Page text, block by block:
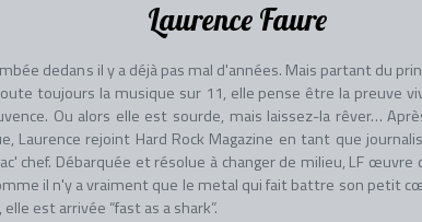
Laurence Faure
dedans il y a déjà pas mal d'années. Mais partant du
toujours la musique sur 11, elle pense être la preuve
Ou alors elle est sourde, mais laissez-la rêver…
Laurence rejoint Hard Rock Magazine en tant que
chef. Débarquée et résolue à changer de milieu, LF œuvre
il n'y a vraiment que le metal qui fait battre son petit
est arrivée “fast as a shark”.